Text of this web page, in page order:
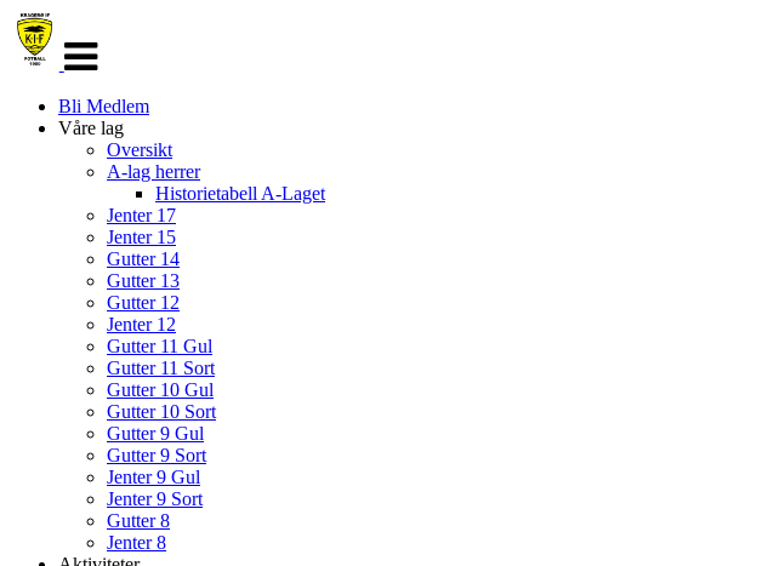
navigasjon
Bli Medlem
Våre lag
Oversikt
A-lag herrer
Historietabell A-Laget
Jenter 17
Jenter 15
Gutter 14
Gutter 13
Gutter 12
Jenter 12
Gutter 11 Gul
Gutter 11 Sort
Gutter 10 Gul
Gutter 10 Sort
Gutter 9 Gul
Gutter 9 Sort
Jenter 9 Gul
Jenter 9 Sort
Gutter 8
Jenter 8